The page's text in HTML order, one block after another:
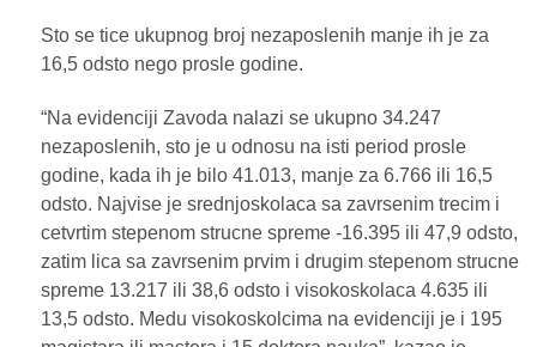
Sto se tice ukupnog broj nezaposlenih manje ih je za
16,5 odsto nego prosle godine.
“Na evidenciji Zavoda nalazi se ukupno 34.247
nezaposlenih, sto je u odnosu na isti period prosle
godine, kada ih je bilo 41.013, manje za 6.766 ili 16,5
odsto. Najvise je srednjoskolaca sa zavrsenim trecim i
cetvrtim stepenom strucne spreme -16.395 ili 47,9 odsto,
zatim lica sa zavrsenim prvim i drugim stepenom strucne
spreme 13.217 ili 38,6 odsto i visokoskolaca 4.635 ili
13,5 odsto. Medu visokoskolcima na evidenciji je i 195